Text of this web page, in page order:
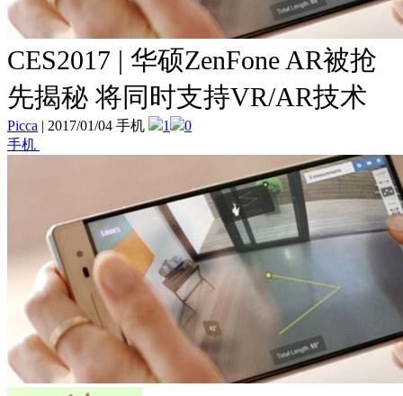
CES2017 | 华硕ZenFone AR被抢
先揭秘 将同时支持VR/AR技术
Picca | 2017/01/04 手机 1
0
手机